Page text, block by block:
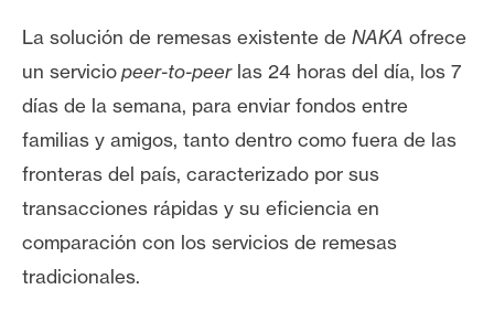
l
i
d
a
d
La solución de remesas existente de NAKA ofrece
un serviciopeer-to-peerlas 24 horas del día, los 7
días de la semana, para enviar fondos entre
familias y amigos, tanto dentro como fuera de las
fronteras del país, caracterizado por sus
transacciones rápidas y su eficiencia en
comparación con los servicios de remesas
tradicionales.